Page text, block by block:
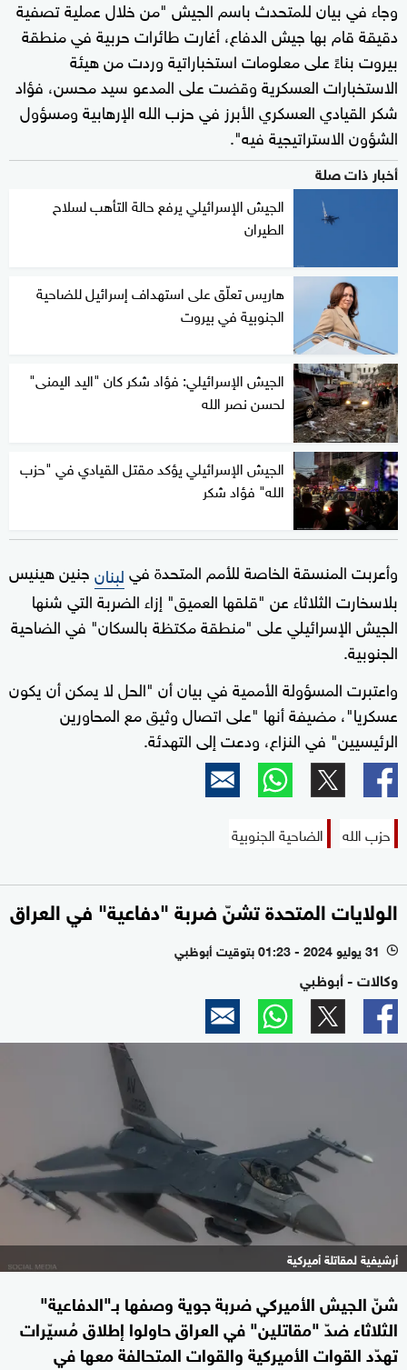
وجاء في بيان للمتحدث باسم الجيش "من خلال عملية تصفية
دقيقة قام بها جيش الدفاع، أغارت طائرات حربية في منطقة
بيروت بناءً على معلومات استخباراتية وردت من هيئة
الاستخبارات العسكرية وقضت على المدعو سيد محسن، فؤاد
شكر القيادي العسكري الأبرز في حزب الله الإرهابية ومسؤول
الشؤون الاستراتيجية فيه".
أخبار ذات صلة
الجيش الإسرائيلي يرفع حالة التأهب لسلاح
الطيران
هاريس تعلّق على استهداف إسرائيل للضاحية
الجنوبية في بيروت
الجيش الإسرائيلي: فؤاد شكر كان "اليد اليمنى"
لحسن نصر الله
الجيش الإسرائيلي يؤكد مقتل القيادي في "حزب
الله" فؤاد شكر
وأعربت المنسقة الخاصة للأمم المتحدة فيلبنانجنين هينيس
بلاسخارت الثلاثاء عن "قلقها العميق" إزاء الضربة التي شنها
الجيش الإسرائيلي على "منطقة مكتظة بالسكان" في الضاحية
الجنوبية.
واعتبرت المسؤولة الأممية في بيان أن "الحل لا يمكن أن يكون
عسكريا"، مضيفة أنها "على اتصال وثيق مع المحاورين
الرئيسيين" في النزاع، ودعت إلى التهدئة.
حزب الله الضاحية الجنوبية
الولايات المتحدة تشنّ ضربة "دفاعية" في العراق
l 31 يوليو 2024 - 01:23 بتوقيت أبوظبي
وكالات - أبوظبي
أرشيفية لمقاتلة أميركية
شنّ الجيش الأميركي ضربة جوية وصفها بـ"الدفاعية"
الثلاثاء ضدّ "مقاتلين" في العراق حاولوا إطلاق مُسيّرات
تهدّد القوات الأميركية والقوات المتحالفة معها في